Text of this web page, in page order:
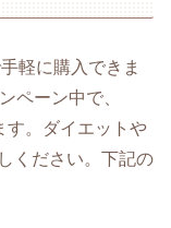
軽に購入できま
ペーン中で、
す。ダイエットや
ください。下記の